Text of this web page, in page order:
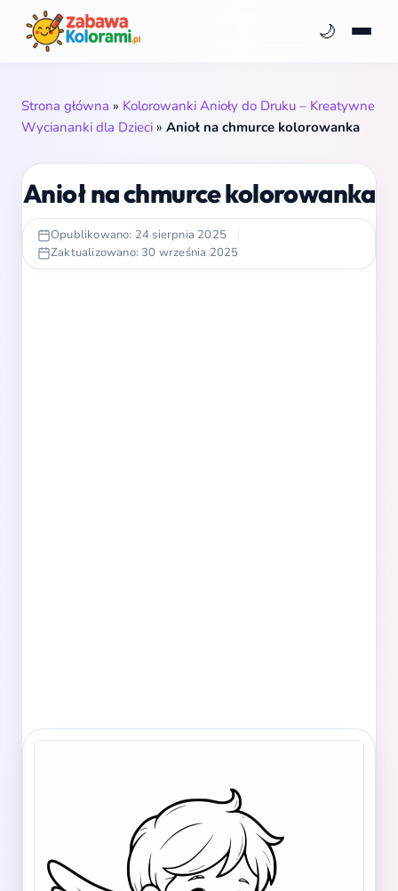
🌙
Strona główna » Kolorowanki Anioły do Druku – Kreatywne
Wyciananki dla Dzieci » Anioł na chmurce kolorowanka
Anioł na chmurce kolorowanka
Opublikowano: 24 sierpnia 2025
|
Zaktualizowano: 30 września 2025